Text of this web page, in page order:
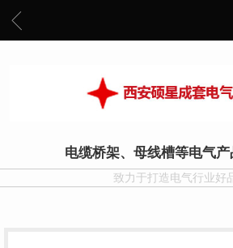
电缆桥架、母线槽等电气
致力于打造电气行业好